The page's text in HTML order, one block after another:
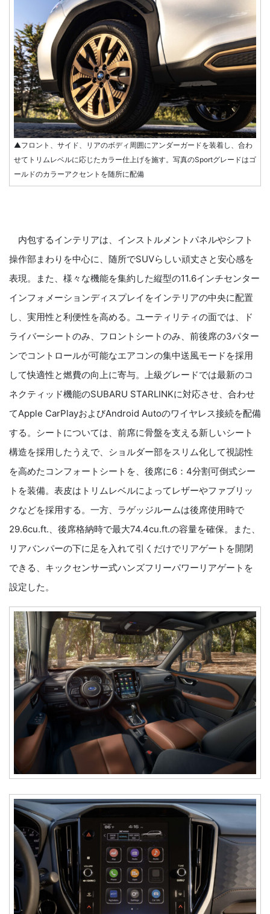
▲フロント、サイド、リアのボディ周囲にアンダーガードを装着し、合わ
せてトリムレベルに応じたカラー仕上げを施す。写真のSportグレードはゴ
ールドのカラーアクセントを随所に配備
内包するインテリアは、インストルメントパネルやシフト
操作部まわりを中心に、随所でSUVらしい頑丈さと安心感を
表現。また、様々な機能を集約した縦型の11.6インチセンター
インフォメーションディスプレイをインテリアの中央に配置
し、実用性と利便性を高める。ユーティリティの面では、ド
ライバーシートのみ、フロントシートのみ、前後席の3パター
ンでコントロールが可能なエアコンの集中送風モードを採用
して快適性と燃費の向上に寄与。上級グレードでは最新のコ
ネクティッド機能のSUBARU STARLINKに対応させ、合わせ
てApple CarPlayおよびAndroid Autoのワイヤレス接続を配備
する。シートについては、前席に骨盤を支える新しいシート
構造を採用したうえで、ショルダー部をスリム化して視認性
を高めたコンフォートシートを、後席に6：4分割可倒式シー
トを装備。表皮はトリムレベルによってレザーやファブリッ
クなどを採用する。一方、ラゲッジルームは後席使用時で
29.6cu.ft.、後席格納時で最大74.4cu.ft.の容量を確保。また、
リアバンパーの下に足を入れて引くだけでリアゲートを開閉
できる、キックセンサー式ハンズフリーパワーリアゲートを
設定した。